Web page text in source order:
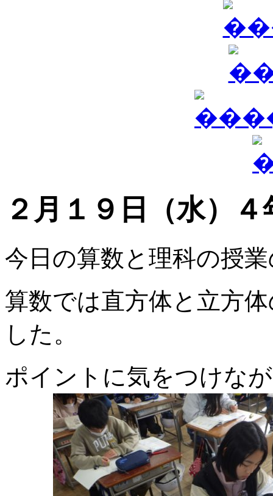
２月１９日（水）
今日の算数と理科の授
算数では直方体と立方
した。
ポイントに気をつけな